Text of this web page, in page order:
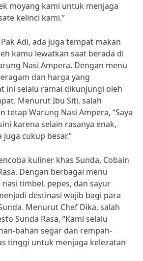
moyang kami untuk menjaga
kelinci kami.”
Adi, ada juga tempat makan
kamu lewatkan saat berada di
Nasi Ampera. Dengan menu
dan harga yang
ini selalu ramai dikunjungi oleh
Menurut Ibu Siti, salah
tetap Warung Nasi Ampera, “Saya
karena selain rasanya enak,
cukup besar.”
kuliner khas Sunda, Cobain
Dengan berbagai menu
timbel, pepes, dan sayur
destinasi wajib bagi para
Menurut Chef Dika, salah
Sunda Rasa, “Kami selalu
bahan segar dan rempah-
tinggi untuk menjaga kelezatan